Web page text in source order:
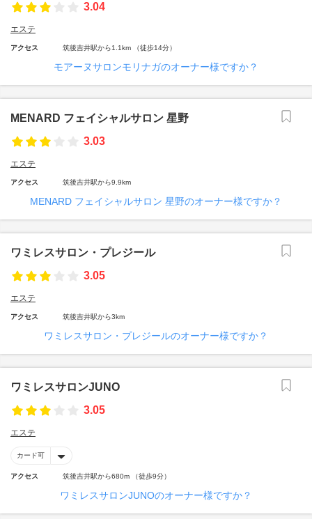
3.04
エステ
アクセス 筑後吉井駅から1.1km （徒歩14分）
モアーヌサロンモリナガのオーナー様ですか？
MENARD フェイシャルサロン 星野
3.03
エステ
アクセス 筑後吉井駅から9.9km
MENARD フェイシャルサロン 星野のオーナー様ですか？
ワミレスサロン・プレジール
3.05
エステ
アクセス 筑後吉井駅から3km
ワミレスサロン・プレジールのオーナー様ですか？
ワミレスサロンJUNO
3.05
エステ
カード可
アクセス 筑後吉井駅から680m （徒歩9分）
ワミレスサロンJUNOのオーナー様ですか？